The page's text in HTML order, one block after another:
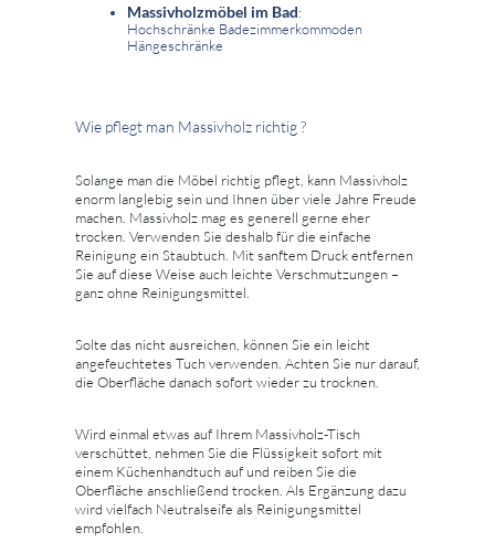
Massivholzmöbel im Bad:
Hochschränke Badezimmerkommoden
Hängeschränke
Wie pflegt man Massivholz richtig ?
Solange man die Möbel richtig pflegt, kann Massivholz
enorm langlebig sein und Ihnen über viele Jahre Freude
machen. Massivholz mag es generell gerne eher
trocken. Verwenden Sie deshalb für die einfache
Reinigung ein Staubtuch. Mit sanftem Druck entfernen
Sie auf diese Weise auch leichte Verschmutzungen –
ganz ohne Reinigungsmittel.
Solte das nicht ausreichen, können Sie ein leicht
angefeuchtetes Tuch verwenden. Achten Sie nur darauf,
die Oberfläche danach sofort wieder zu trocknen.
Wird einmal etwas auf Ihrem Massivholz-Tisch
verschüttet, nehmen Sie die Flüssigkeit sofort mit
einem Küchenhandtuch auf und reiben Sie die
Oberfläche anschließend trocken. Als Ergänzung dazu
wird vielfach Neutralseife als Reinigungsmittel
empfohlen.